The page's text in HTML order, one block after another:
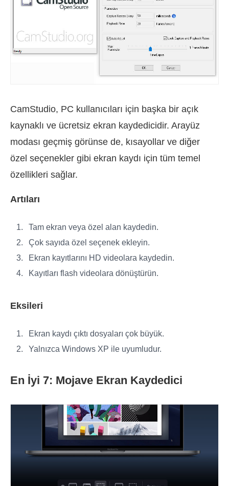
CamStudio, PC kullanıcıları için başka bir açık
kaynaklı ve ücretsiz ekran kaydedicidir. Arayüz
modası geçmiş görünse de, kısayollar ve diğer
özel seçenekler gibi ekran kaydı için tüm temel
özellikleri sağlar.
Artıları
Tam ekran veya özel alan kaydedin.
Çok sayıda özel seçenek ekleyin.
Ekran kayıtlarını HD videolara kaydedin.
Kayıtları flash videolara dönüştürün.
Eksileri
Ekran kaydı çıktı dosyaları çok büyük.
Yalnızca Windows XP ile uyumludur.
En İyi 7: Mojave Ekran Kaydedici